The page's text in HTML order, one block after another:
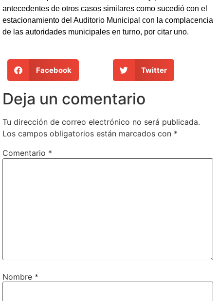
antecedentes de otros casos similares como sucedió con el
estacionamiento del Auditorio Municipal con la complacencia
de las autoridades municipales en turno, por citar uno.
Facebook Twitter
Deja un comentario
Tu dirección de correo electrónico no será publicada.
Los campos obligatorios están marcados con *
Comentario *
Nombre *